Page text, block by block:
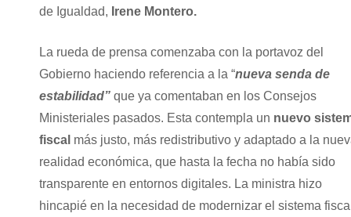
de Igualdad, Irene Montero.
La rueda de prensa comenzaba con la portavoz del
Gobierno haciendo referencia a la “nueva senda de
estabilidad” que ya comentaban en los Consejos
Ministeriales pasados. Esta contempla un nuevo
fiscal más justo, más redistributivo y adaptado a la
realidad económica, que hasta la fecha no había sido
transparente en entornos digitales. La ministra hizo
hincapié en la necesidad de modernizar el sistema